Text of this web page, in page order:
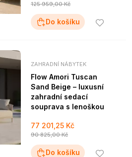
125 959,00 Kč
Do košíku
ZAHRADNÍ NÁBYTEK
Flow Amori Tuscan
Sand Beige – luxusní
zahradní sedací
souprava s lenoškou
77 201,25 Kč
90 825,00 Kč
Do košíku